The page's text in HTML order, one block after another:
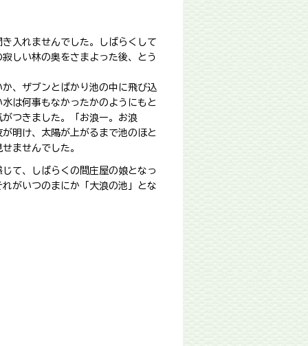
入れませんでした。しばらくして
しい林の奥をさまよった後、とう
、ザブンとばかり池の中に飛び込
は何事もなかったかのようにもと
つきました。「お浪ー。お浪
明け、太陽が上がるまで池のほと
ませんでした。
て、しばらくの間庄屋の娘となっ
がいつのまにか「大浪の池」とな